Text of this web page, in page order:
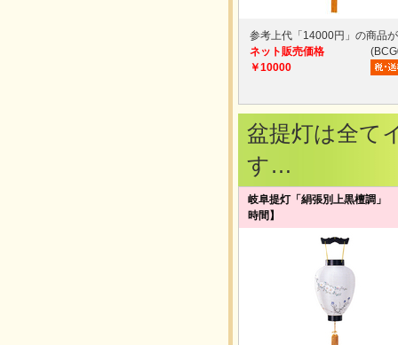
参考上代「14000円」の商品
ネット販売価格
￥10000
盆提灯は全て
す…
岐阜提灯「絹張別上黒檀調」
時間】